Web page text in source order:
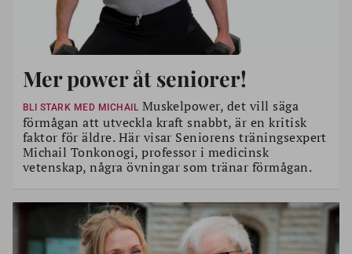
Mer power åt seniorer!
BLI STARK MED MICHAILMuskelpower, det vill säga
förmågan att utveckla kraft snabbt, är en kritisk
faktor för äldre. Här visar Seniorens träningsexpert
Michail Tonkonogi, professor i medicinsk
vetenskap, några övningar som tränar förmågan.